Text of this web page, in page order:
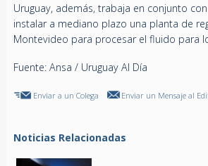
Uruguay, además, trabaja en conjunto
instalar a mediano plazo una planta de
Montevideo para procesar el fluido para
Fuente: Ansa / Uruguay Al Día
Enviar a un Colega Enviar un Mensaje al
Noticias Relacionadas